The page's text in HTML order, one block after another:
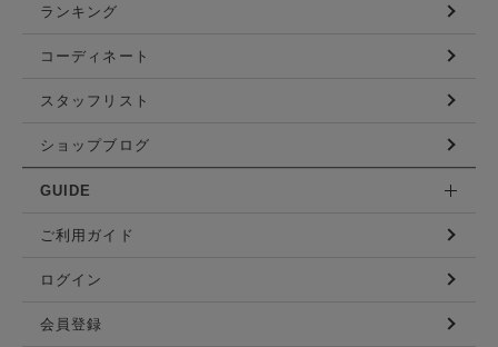
ランキング
コーディネート
スタッフリスト
ショップブログ
GUIDE
ご利用ガイド
ログイン
会員登録